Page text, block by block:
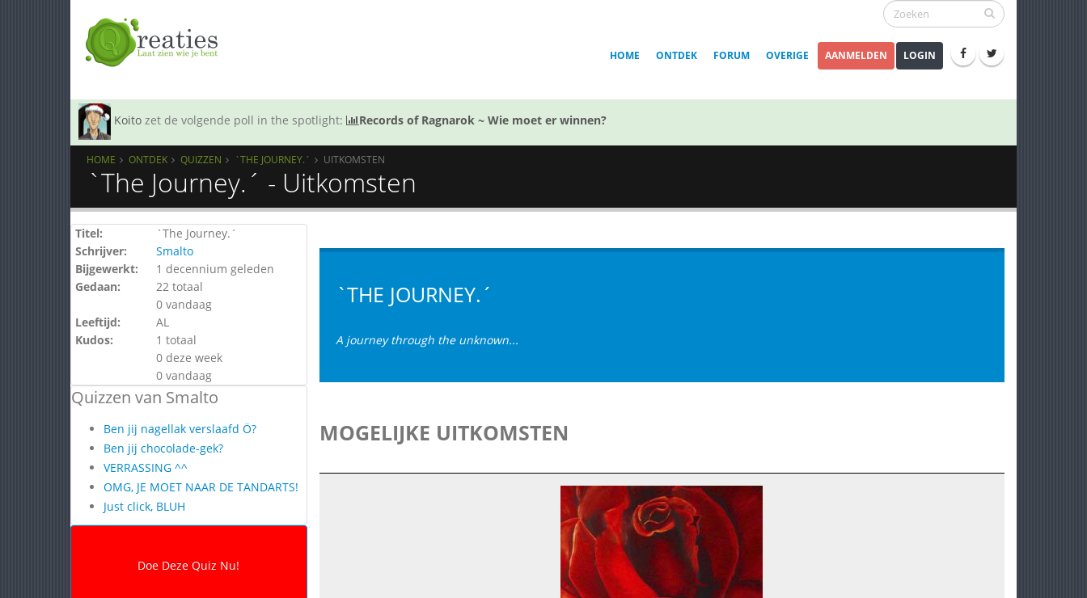
HOME ONTDEK FORUM OVERIGE AANMELDEN LOGIN
Koito zet de volgende poll in the spotlight: Records of Ragnarok ~ Wie moet er winnen?
HOME ONTDEK QUIZZEN `THE JOURNEY.´ UITKOMSTEN
`The Journey.´ - Uitkomsten
Titel:
`The Journey.´
Schrijver:
Smalto
Bijgewerkt:
1 decennium geleden
Gedaan:
22 totaal
0 vandaag
Leeftijd:
AL
Kudos:
1 totaal
0 deze week
0 vandaag
Quizzen van Smalto
Ben jij nagellak verslaafd Ö?
Ben jij chocolade-gek?
VERRASSING ^^
OMG, JE MOET NAAR DE TANDARTS!
Just click, BLUH
`THE JOURNEY.´
A journey through the unknown...
MOGELIJKE UITKOMSTEN